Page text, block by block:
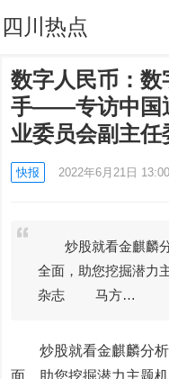
四川热点
数字人民币：
手——专访中国
业委员会副主任
快报 2022年6月21日 13:00
炒股就看金麒麟分
全面，助您挖掘潜
杂志 马方…
炒股就看金麒麟分析
面，助您挖掘潜力主题机